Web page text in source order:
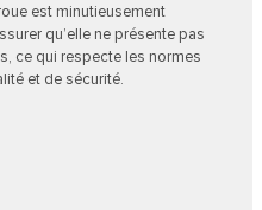
est minutieusement
qu’elle ne présente pas
ce qui respecte les normes
et de sécurité.